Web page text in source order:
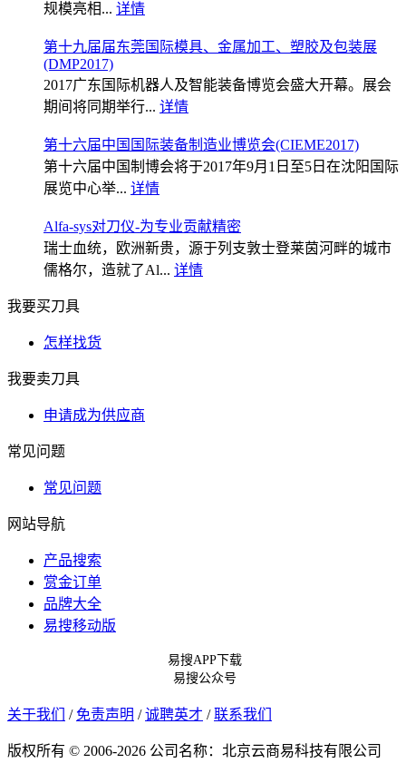
规模亮相... 详情
第十九届届东莞国际模具、金属加工、塑胶及包装展
(DMP2017)
2017广东国际机器人及智能装备博览会盛大开幕。展会
期间将同期举行... 详情
第十六届中国国际装备制造业博览会(CIEME2017)
第十六届中国制博会将于2017年9月1日至5日在沈阳国际
展览中心举... 详情
Alfa-sys对刀仪-为专业贡献精密
瑞士血统，欧洲新贵，源于列支敦士登莱茵河畔的城市
儒格尔，造就了Al... 详情
我要买刀具
怎样找货
我要卖刀具
申请成为供应商
常见问题
常见问题
网站导航
产品搜索
赏金订单
品牌大全
易搜移动版
易搜APP下载
易搜公众号
关于我们 / 免责声明 / 诚聘英才 / 联系我们
版权所有 © 2006-2026 公司名称：北京云商易科技有限公司